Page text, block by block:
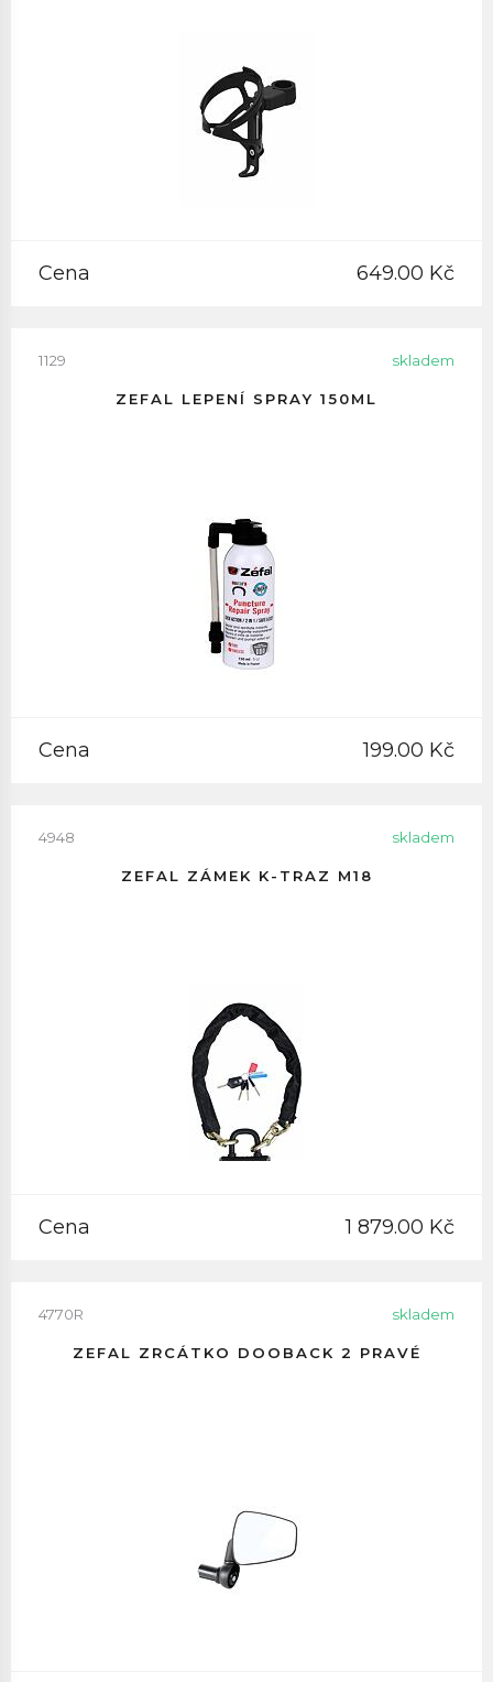
Cena 649.00 Kč
1129 skladem
ZEFAL LEPENÍ SPRAY 150ML
Cena 199.00 Kč
4948 skladem
ZEFAL ZÁMEK K-TRAZ M18
Cena 1 879.00 Kč
4770R skladem
ZEFAL ZRCÁTKO DOOBACK 2 PRAVÉ